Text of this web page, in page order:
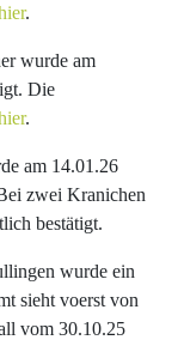
.
wurde am
Die
.
am 14.01.26
zwei Kranichen
bestätigt.
wurde ein
sieht voerst von
vom 30.10.25